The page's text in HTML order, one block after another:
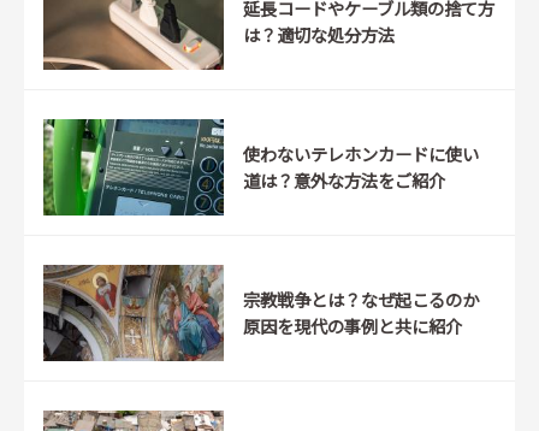
延長コードやケーブル類の捨て方
は？適切な処分方法
使わないテレホンカードに使い
道は？意外な方法をご紹介
宗教戦争とは？なぜ起こるのか
原因を現代の事例と共に紹介